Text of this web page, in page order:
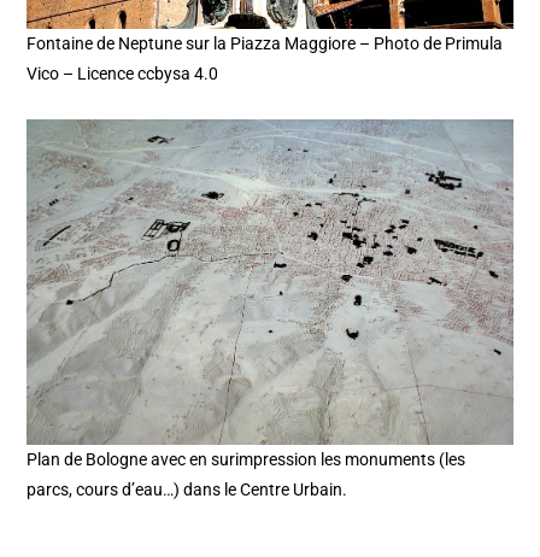
Fontaine de Neptune sur la Piazza Maggiore – Photo de Primula
Vico – Licence ccbysa 4.0
Plan de Bologne avec en surimpression les monuments (les
parcs, cours d’eau…) dans le Centre Urbain.